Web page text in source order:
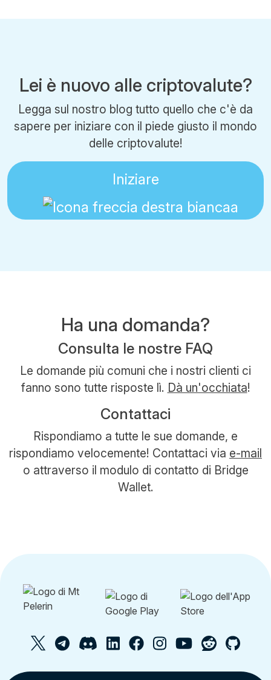
Lei è nuovo alle criptovalute?
Legga sul nostro blog tutto quello che c'è da
sapere per iniziare con il piede giusto il mondo
delle criptovalute!
Iniziare
Ha una domanda?
Consulta le nostre FAQ
Le domande più comuni che i nostri clienti ci
fanno sono tutte risposte lì. Dà un'occhiata!
Contattaci
Rispondiamo a tutte le sue domande, e
rispondiamo velocemente! Contattaci via e-mail
o attraverso il modulo di contatto di Bridge
Wallet.